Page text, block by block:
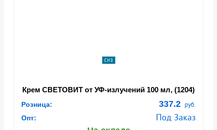
СИЗ
Крем СВЕТОВИТ от УФ-излучений 100 мл, (1204)
Розница: 337.2 руб.
Опт: Под Заказ